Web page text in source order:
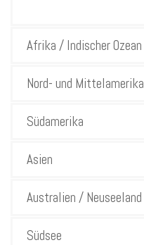
Afrika / Indischer Ozean
Nord- und Mittelamerika
Südamerika
Asien
Australien / Neuseeland
Südsee